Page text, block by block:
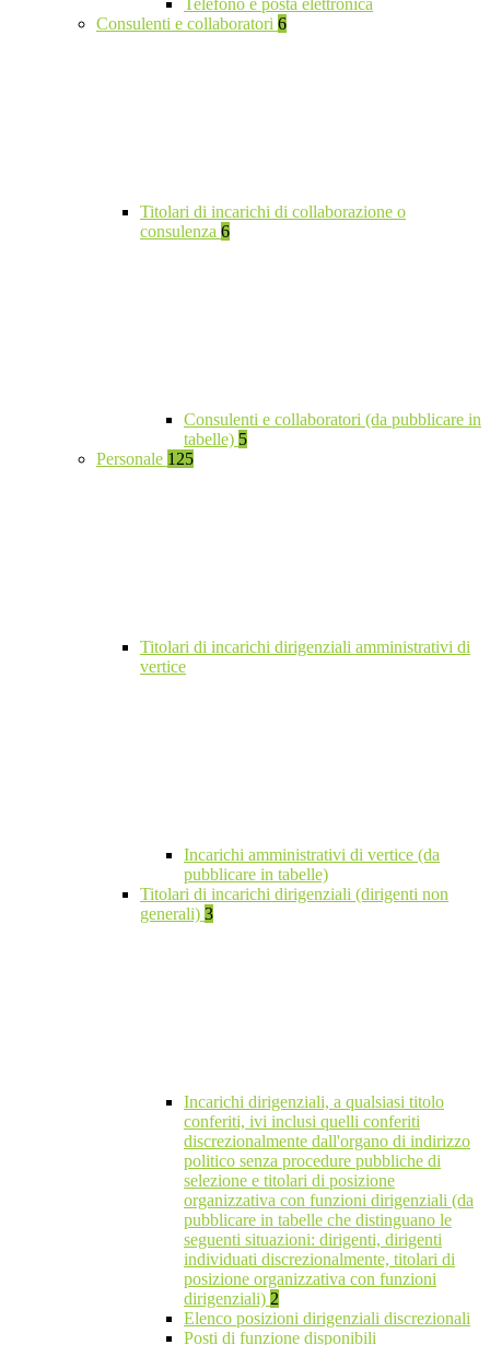
Telefono e posta elettronica
Consulenti e collaboratori 6
Titolari di incarichi di collaborazione o
consulenza 6
Consulenti e collaboratori (da pubblicare in
tabelle) 5
Personale 125
Titolari di incarichi dirigenziali amministrativi di
vertice
Incarichi amministrativi di vertice (da
pubblicare in tabelle)
Titolari di incarichi dirigenziali (dirigenti non
generali) 3
Incarichi dirigenziali, a qualsiasi titolo
conferiti, ivi inclusi quelli conferiti
discrezionalmente dall'organo di indirizzo
politico senza procedure pubbliche di
selezione e titolari di posizione
organizzativa con funzioni dirigenziali (da
pubblicare in tabelle che distinguano le
seguenti situazioni: dirigenti, dirigenti
individuati discrezionalmente, titolari di
posizione organizzativa con funzioni
dirigenziali) 2
Elenco posizioni dirigenziali discrezionali
Posti di funzione disponibili